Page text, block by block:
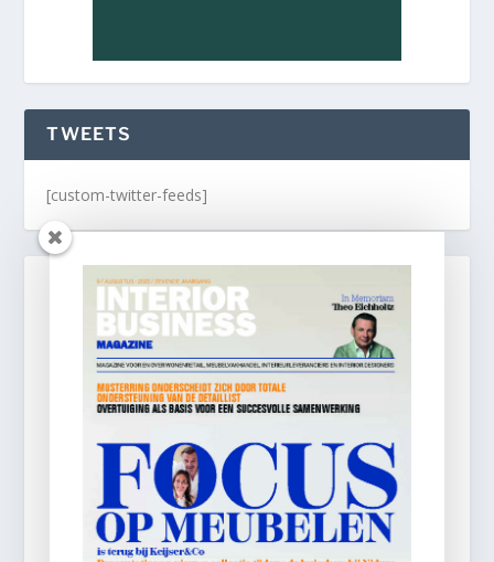
TWEETS
[custom-twitter-feeds]